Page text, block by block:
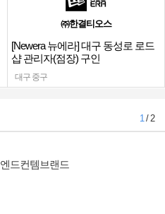
㈜한결티오스
[Newera 뉴에라] 대구 동성로 로드
샵 관리자(점장) 구인
대구 중구
1/ 2
드컨템브랜드